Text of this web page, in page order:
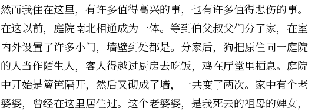
然而我住在这里，有许多值得高兴的事，也有许多值得悲伤的事。
在这以前，庭院南北相通成为一体。等到伯父叔父们分了家，在室
内外设置了许多小门，墙壁到处都是。分家后，狗把原住同一庭院
的人当作陌生人，客人得越过厨房去吃饭，鸡在厅堂里栖息。庭院
中开始是篱笆隔开，然后又砌成了墙，一共变了两次。家中有个老
婆婆，曾经在这里居住过。这个老婆婆，是我死去的祖母的婢女，